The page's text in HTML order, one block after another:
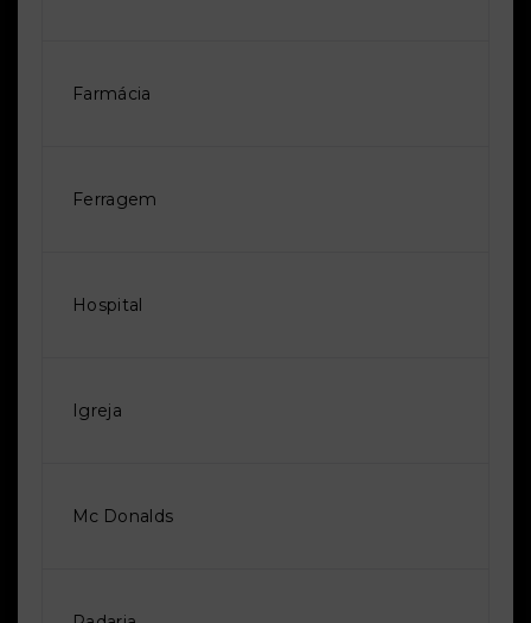
Farmácia
Ferragem
Hospital
Igreja
Mc Donalds